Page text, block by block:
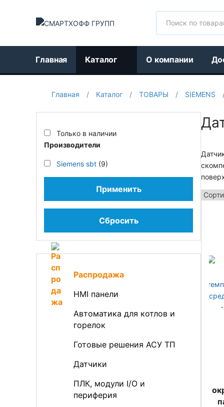
Главная Каталог О компании
Главная / Каталог / ТОВАРЫ / SIEMENS
Только в наличии
Производители
Siemens sbt (9)
Применить
Сбросить
Распродажа
HMI панели
Автоматика для котлов и
горелок
Готовые решения АСУ ТП
Датчики
ПЛК, модули I/O и
периферия